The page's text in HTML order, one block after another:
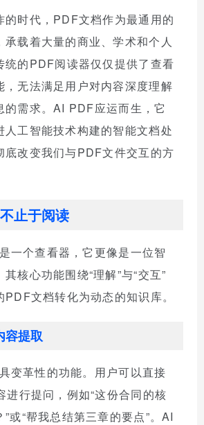
的时代，PDF文档作为最通用的
承载着大量的商业、学术和个人
统的PDF阅读器仅仅提供了查看
，无法满足用户对内容深度理解
的需求。AI PDF应运而生，它
人工智能技术构建的智能文档处
底改变我们与PDF文件交互的方
止于阅读
一个查看器，它更像是一位智
核心功能围绕“理解”与“交互”
文档转化为动态的知识库。
容提取
变革性的功能。用户可以直接
进行提问，例如“这份合同的核
或“帮我总结第三章的要点”。AI